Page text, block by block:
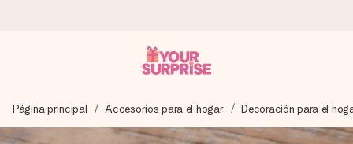
Preparamos tu regalo con cuidado y lo enviamos al vuelo,
para que lo entregues en el momento perfecto, cuando más
importa.
Página principal Accesorios para el hogar Decoración para el